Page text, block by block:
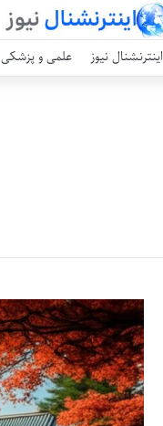
اینترنشنال نیوز علمی و پزشکی